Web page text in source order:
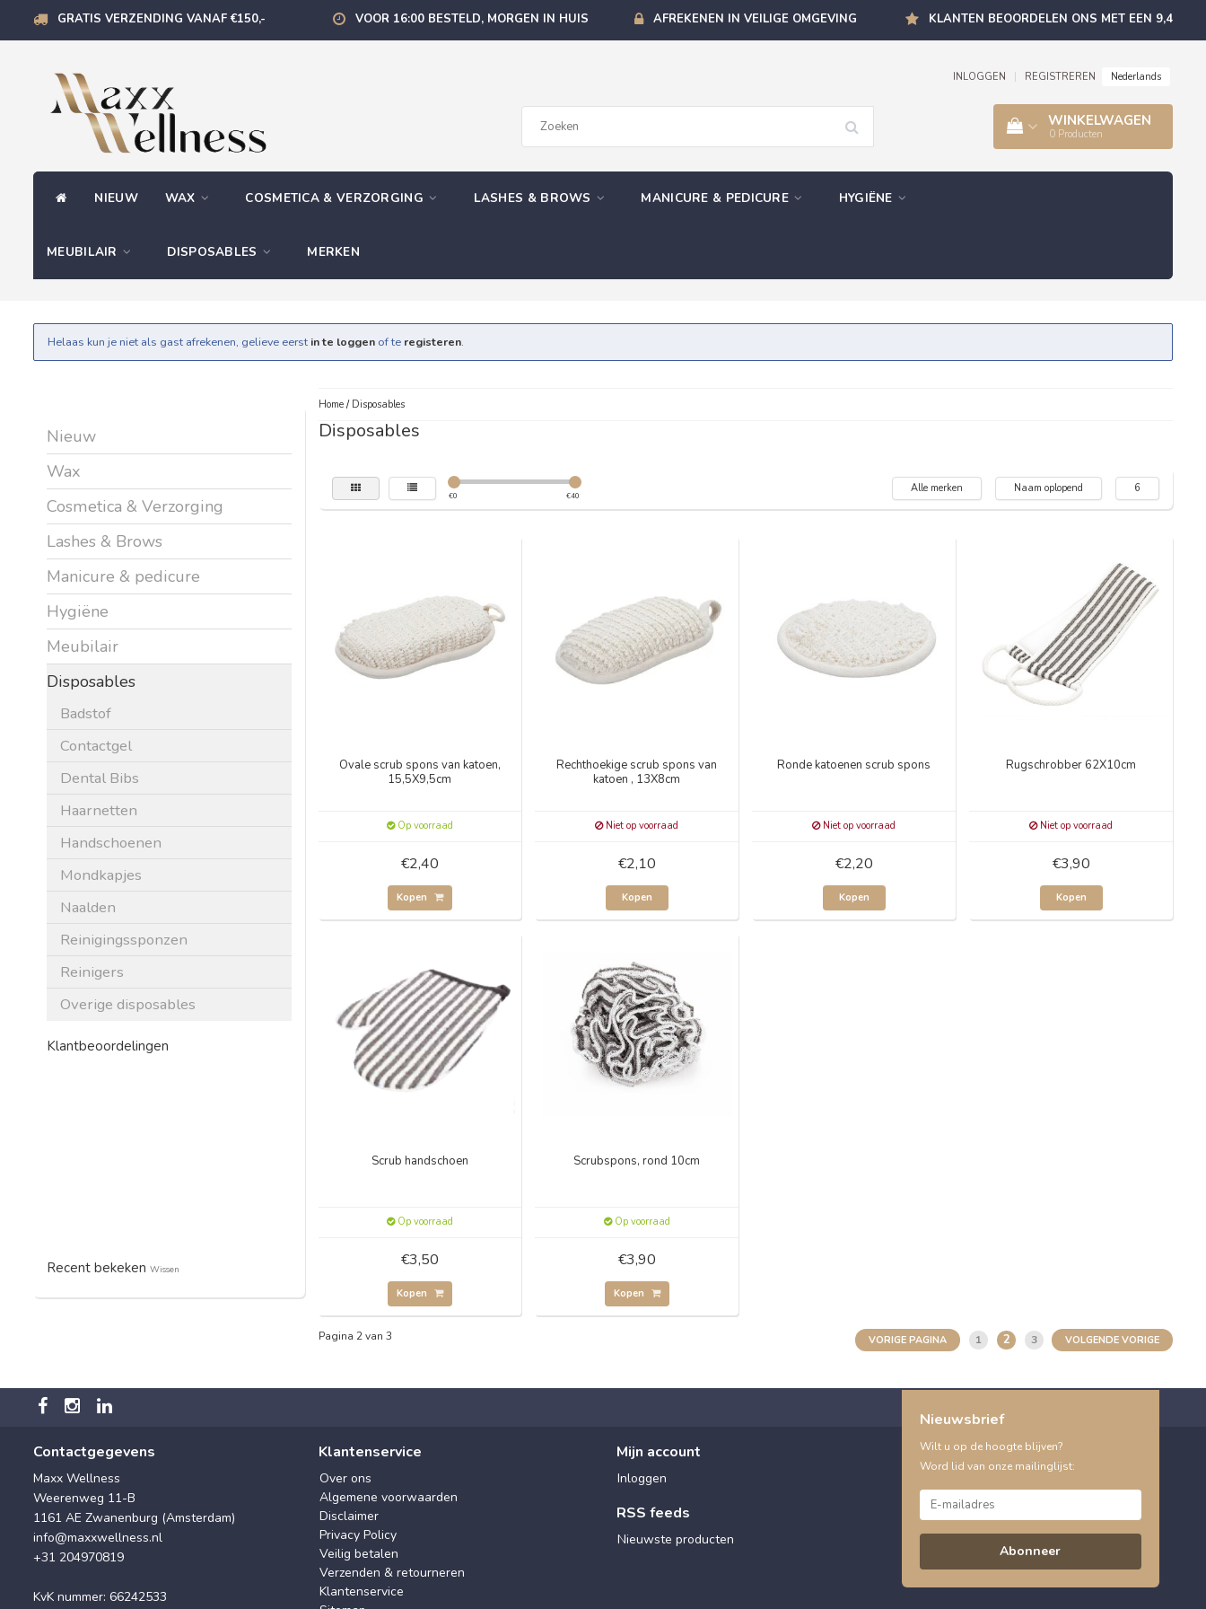
GRATIS VERZENDING VANAF €150,- VOOR 16:00 BESTELD, MORGEN IN HUIS AFREKENEN IN VEILIGE OMGEVING KLANTEN BEOORDELEN ONS MET EEN 9,4
INLOGGEN REGISTREREN Nederlands
WINKELWAGEN
0 Producten
NIEUW WAX COSMETICA & VERZORGING LASHES & BROWS MANICURE & PEDICURE HYGIËNE
MEUBILAIR DISPOSABLES MERKEN
Helaas kun je niet als gast afrekenen, gelieve eerst in te loggen of te registeren.
Nieuw
Wax
Cosmetica & Verzorging
Lashes & Brows
Manicure & pedicure
Hygiëne
Meubilair
Disposables
Badstof
Contactgel
Dental Bibs
Haarnetten
Handschoenen
Mondkapjes
Naalden
Reinigingssponzen
Reinigers
Overige disposables
Klantbeoordelingen
Recent bekeken Wissen
Home/ Disposables
Disposables
€0 €40
Alle merken Naam oplopend 6
Ovale scrub spons van katoen,
15,5X9,5cm
Op voorraad
€2,40
Kopen
Rechthoekige scrub spons van
katoen , 13X8cm
Niet op voorraad
€2,10
Kopen
Ronde katoenen scrub spons
Niet op voorraad
€2,20
Kopen
Rugschrobber 62X10cm
Niet op voorraad
€3,90
Kopen
Scrub handschoen
Op voorraad
€3,50
Kopen
Scrubspons, rond 10cm
Op voorraad
€3,90
Kopen
Pagina 2 van 3 VORIGE PAGINA 1 2 3 VOLGENDE VORIGE
Contactgegevens
Maxx Wellness
Weerenweg 11-B
1161 AE Zwanenburg (Amsterdam)
info@maxxwellness.nl
+31 204970819
KvK nummer: 66242533
Klantenservice
Over ons
Algemene voorwaarden
Disclaimer
Privacy Policy
Veilig betalen
Verzenden & retourneren
Klantenservice
Mijn account
Inloggen
RSS feeds
Nieuwste producten
Nieuwsbrief
Wilt u op de hoogte blijven?
Word lid van onze mailinglijst:
Abonneer